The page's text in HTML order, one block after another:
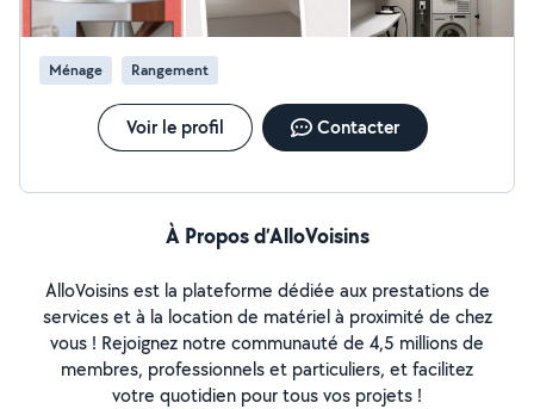
Ménage Rangement
Voir le profil Contacter
À Propos d’AlloVoisins
AlloVoisins est la plateforme dédiée aux prestations de
services et à la location de matériel à proximité de chez
vous ! Rejoignez notre communauté de 4,5 millions de
membres, professionnels et particuliers, et facilitez
votre quotidien pour tous vos projets !